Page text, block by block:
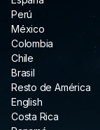
Perú
México
Colombia
Chile
Brasil
Resto de América
English
Costa Rica